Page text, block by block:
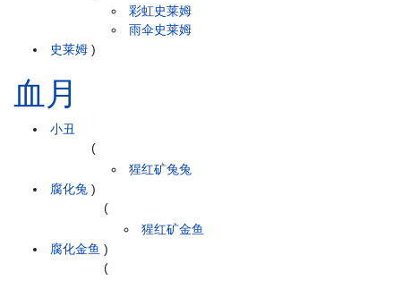
史莱姆
彩虹史莱姆
雨伞史莱姆
)
血月
小丑
腐化兔
(
猩红矿兔兔
)
腐化金鱼
(
猩红矿金鱼
)
(